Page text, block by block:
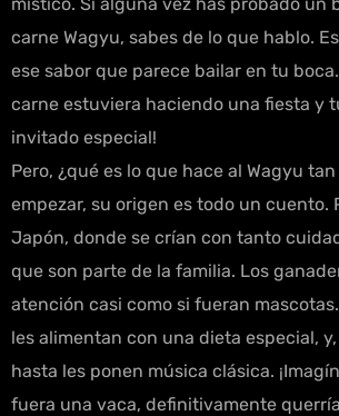
carne Wagyu, sabes de lo que hablo.
ese sabor que parece bailar en tu
carne estuviera haciendo una fiesta y
invitado especial!
Pero, ¿qué es lo que hace al Wagyu
empezar, su origen es todo un cuento.
Japón, donde se crían con tanto
que son parte de la familia. Los
atención casi como si fueran
les alimentan con una dieta especial,
hasta les ponen música clásica.
fuera una vaca, definitivamente